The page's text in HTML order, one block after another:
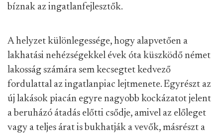
bíznak az ingatlanfejlesztők.
A helyzet különlegessége, hogy alapvetően a
lakhatási nehézségekkel évek óta küszködő német
lakosság számára sem kecsegtet kedvező
fordulattal az ingatlanpiac lejtmenete. Egyrészt az
új lakások piacán egyre nagyobb kockázatot jelent
a beruházó átadás előtti csődje, amivel az előleget
vagy a teljes árat is bukhatják a vevők, másrészt a